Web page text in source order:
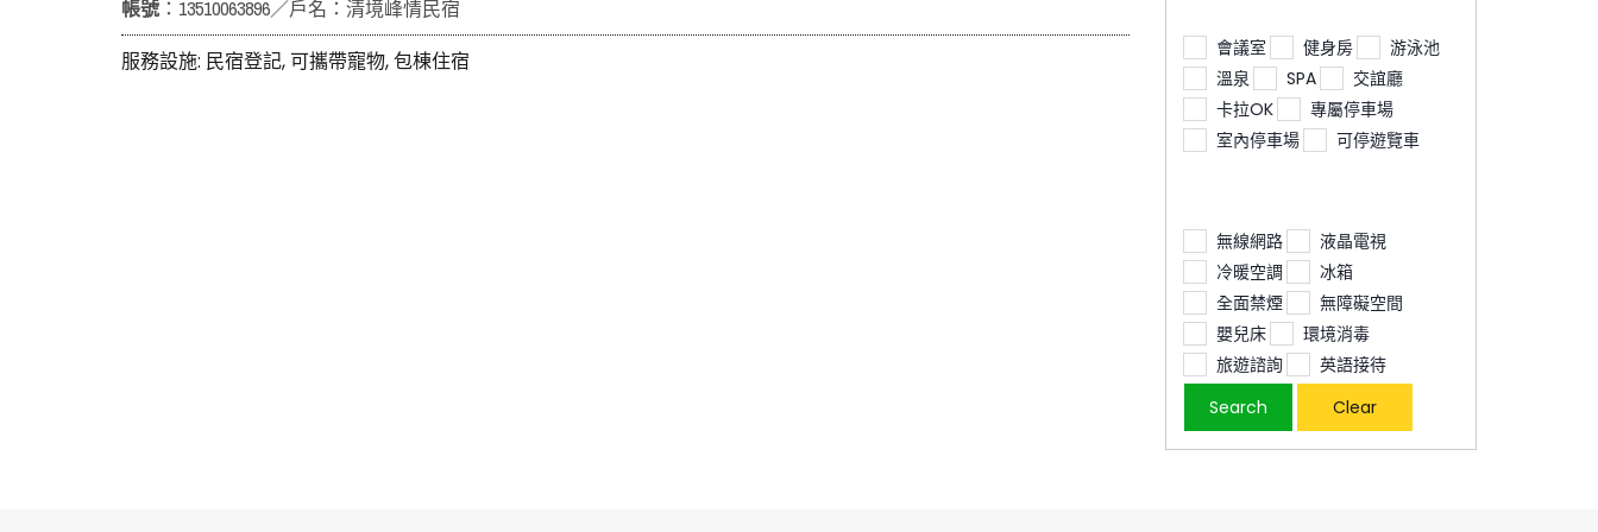
帳號 ：13510063896／戶名：清境峰情民宿
服務設施: 民宿登記, 可攜帶寵物, 包棟住宿 會議室 健身房
游泳池
溫泉
SPA
交誼廳
卡拉OK
專屬停車場
室內停車場
可停遊覽車
無線網路
液晶電視
冷暖空調
冰箱
全面禁煙
無障礙空間
嬰兒床
環境消毒
旅遊諮詢
英語接待